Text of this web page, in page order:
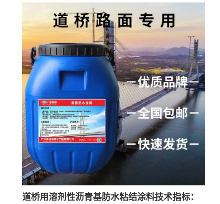
道桥用溶剂性沥青基防水粘结涂料技术指标：